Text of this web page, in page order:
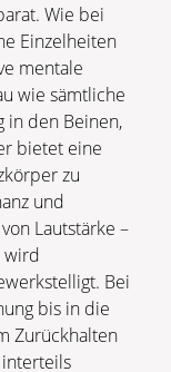
Wie bei
Einzelheiten
mentale
wie sämtliche
in den Beinen,
bietet eine
zu
und
Lautstärke –
wird
Bei
bis in die
Zurückhalten